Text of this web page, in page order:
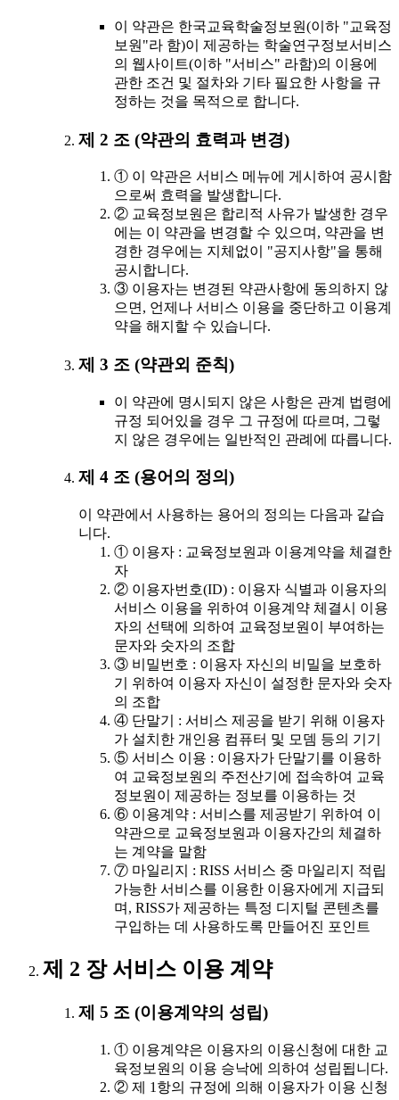
이 약관은 한국교육학술정보원(이하 "교육정
보원"라 함)이 제공하는 학술연구정보서비스
의 웹사이트(이하 "서비스" 라함)의 이용에
관한 조건 및 절차와 기타 필요한 사항을 규
정하는 것을 목적으로 합니다.
제 2 조 (약관의 효력과 변경)
① 이 약관은 서비스 메뉴에 게시하여 공시함
으로써 효력을 발생합니다.
② 교육정보원은 합리적 사유가 발생한 경우
에는 이 약관을 변경할 수 있으며, 약관을 변
경한 경우에는 지체없이 "공지사항"을 통해
공시합니다.
③ 이용자는 변경된 약관사항에 동의하지 않
으면, 언제나 서비스 이용을 중단하고 이용계
약을 해지할 수 있습니다.
제 3 조 (약관외 준칙)
이 약관에 명시되지 않은 사항은 관계 법령에
규정 되어있을 경우 그 규정에 따르며, 그렇
지 않은 경우에는 일반적인 관례에 따릅니다.
제 4 조 (용어의 정의)
이 약관에서 사용하는 용어의 정의는 다음과 같습
니다.
① 이용자 : 교육정보원과 이용계약을 체결한
자
② 이용자번호(ID) : 이용자 식별과 이용자의
서비스 이용을 위하여 이용계약 체결시 이용
자의 선택에 의하여 교육정보원이 부여하는
문자와 숫자의 조합
③ 비밀번호 : 이용자 자신의 비밀을 보호하
기 위하여 이용자 자신이 설정한 문자와 숫자
의 조합
④ 단말기 : 서비스 제공을 받기 위해 이용자
가 설치한 개인용 컴퓨터 및 모뎀 등의 기기
⑤ 서비스 이용 : 이용자가 단말기를 이용하
여 교육정보원의 주전산기에 접속하여 교육
정보원이 제공하는 정보를 이용하는 것
⑥ 이용계약 : 서비스를 제공받기 위하여 이
약관으로 교육정보원과 이용자간의 체결하
는 계약을 말함
⑦ 마일리지 : RISS 서비스 중 마일리지 적립
가능한 서비스를 이용한 이용자에게 지급되
며, RISS가 제공하는 특정 디지털 콘텐츠를
구입하는 데 사용하도록 만들어진 포인트
제 2 장 서비스 이용 계약
제 5 조 (이용계약의 성립)
① 이용계약은 이용자의 이용신청에 대한 교
육정보원의 이용 승낙에 의하여 성립됩니다.
② 제 1항의 규정에 의해 이용자가 이용 신청